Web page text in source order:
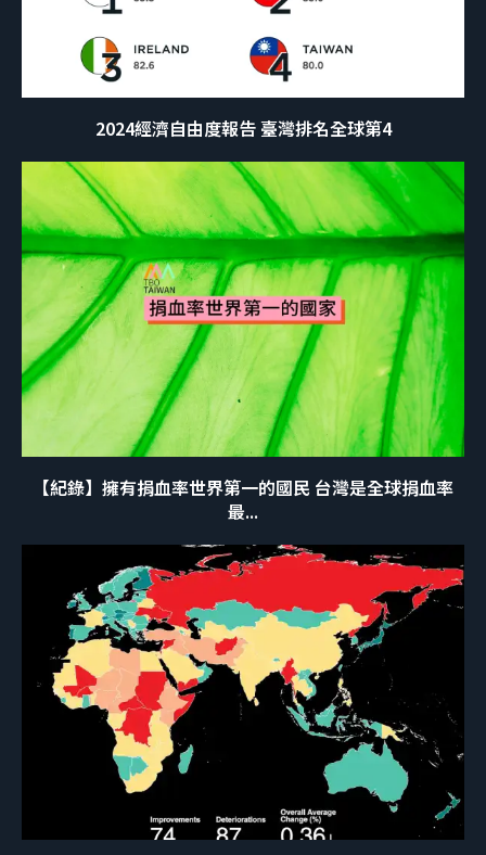
2024經濟自由度報告 臺灣排名全球第4
【紀錄】擁有捐血率世界第一的國民 台灣是全球捐血率
最...